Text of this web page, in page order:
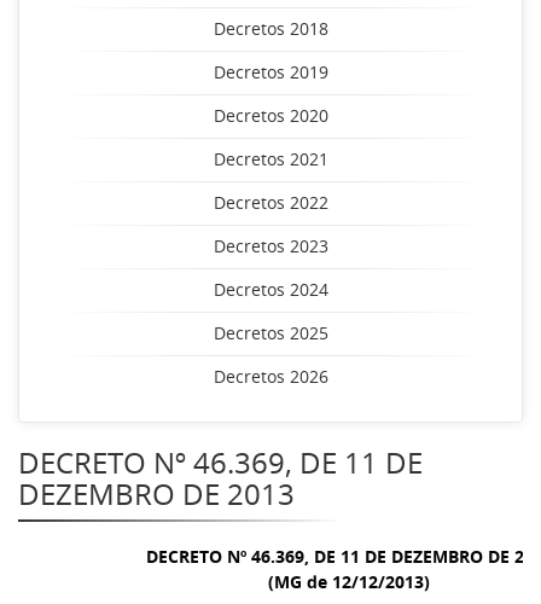
Decretos 2018
Decretos 2019
Decretos 2020
Decretos 2021
Decretos 2022
Decretos 2023
Decretos 2024
Decretos 2025
Decretos 2026
DECRETO Nº 46.369, DE 11 DE
DEZEMBRO DE 2013
DECRETO Nº 46.369, DE 11 DE DEZEMBRO DE
(MG de 12/12/2013)